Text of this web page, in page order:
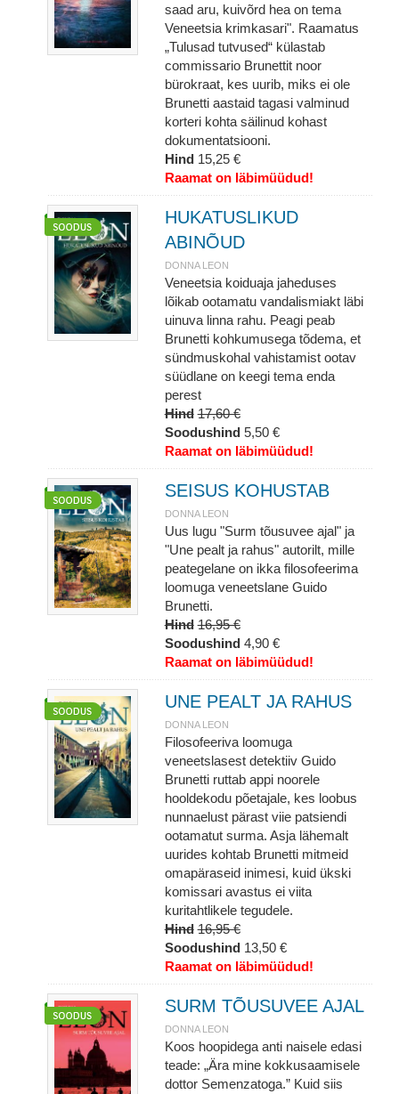
saad aru, kuivõrd hea on tema
Veneetsia krimkasari". Raamatus
„Tulusad tutvused“ külastab
commissario Brunettit noor
bürokraat, kes uurib, miks ei ole
Brunetti aastaid tagasi valminud
korteri kohta säilinud kohast
dokumentatsiooni.
Hind 15,25 €
Raamat on läbimüüdud!
HUKATUSLIKUD
ABINÕUD
DONNA LEON
Veneetsia koiduaja jaheduses
lõikab ootamatu vandalismiakt läbi
uinuva linna rahu. Peagi peab
Brunetti kohkumusega tõdema, et
sündmuskohal vahistamist ootav
süüdlane on keegi tema enda
perest
Hind 17,60 €
Soodushind 5,50 €
Raamat on läbimüüdud!
SEISUS KOHUSTAB
DONNA LEON
Uus lugu "Surm tõusuvee ajal" ja
"Une pealt ja rahus" autorilt, mille
peategelane on ikka filosofeerima
loomuga veneetslane Guido
Brunetti.
Hind 16,95 €
Soodushind 4,90 €
Raamat on läbimüüdud!
UNE PEALT JA RAHUS
DONNA LEON
Filosofeeriva loomuga
veneetslasest detektiiv Guido
Brunetti ruttab appi noorele
hooldekodu põetajale, kes loobus
nunnaelust pärast viie patsiendi
ootamatut surma. Asja lähemalt
uurides kohtab Brunetti mitmeid
omapäraseid inimesi, kuid ükski
komissari avastus ei viita
kuritahtlikele tegudele.
Hind 16,95 €
Soodushind 13,50 €
Raamat on läbimüüdud!
SURM TÕUSUVEE AJAL
DONNA LEON
Koos hoopidega anti naisele edasi
teade: „Ära mine kokkusaamisele
dottor Semenzatoga.” Kuid siis